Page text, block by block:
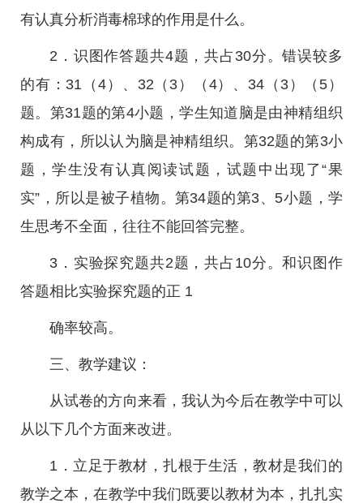
有认真分析消毒棉球的作用是什么。
2．识图作答题共4题，共占30分。错误较多
的有：31（4）、32（3）（4）、34（3）（5）
题。第31题的第4小题，学生知道脑是由神精组织
构成有，所以认为脑是神精组织。第32题的第3小
题，学生没有认真阅读试题，试题中出现了“果
实”，所以是被子植物。第34题的第3、5小题，学
生思考不全面，往往不能回答完整。
3．实验探究题共2题，共占10分。和识图作
答题相比实验探究题的正 1
确率较高。
三、教学建议：
从试卷的方向来看，我认为今后在教学中可以
从以下几个方面来改进。
1．立足于教材，扎根于生活，教材是我们的
教学之本，在教学中我们既要以教材为本，扎扎实